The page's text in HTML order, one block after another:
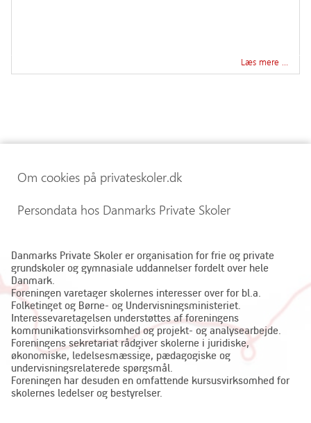
Læs mere …
Om cookies på privateskoler.dk
Persondata hos Danmarks Private Skoler
Danmarks Private Skoler er organisation for frie og private
grundskoler og gymnasiale uddannelser fordelt over hele
Danmark.
Foreningen varetager skolernes interesser over for bl.a.
Folketinget og Børne- og Undervisningsministeriet.
Interessevaretagelsen understøttes af foreningens
kommunikationsvirksomhed og projekt- og analysearbejde.
Foreningens sekretariat rådgiver skolerne i juridiske,
økonomiske, ledelsesmæssige, pædagogiske og
undervisningsrelaterede spørgsmål.
Foreningen har desuden en omfattende kursusvirksomhed for
skolernes ledelser og bestyrelser.